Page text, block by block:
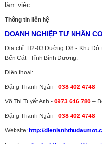
làm việc.
Thông tin liên hệ
DOANH NGHIỆP TƯ NHÂN
Địa chỉ: H2-03 Đường D8 - Khu Đô
Bến Cát - Tỉnh Bình Dương.
Điện thoại:
Đặng Thanh Ngân - 038 402 4748 –
Võ Thị Tuyết Anh - 0973 646 780 –
Đặng Thanh Ngân - 038 402 4748 –
Website: http://dienlanhthudaumot.